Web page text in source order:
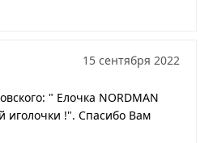
15 сентября 2022
" Елочка NORDMAN
иголочки !". Спасибо Вам